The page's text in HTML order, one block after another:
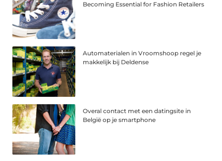
Becoming Essential for Fashion Retailers
Automaterialen in Vroomshoop regel je
makkelijk bij Deldense
Overal contact met een datingsite in
België op je smartphone